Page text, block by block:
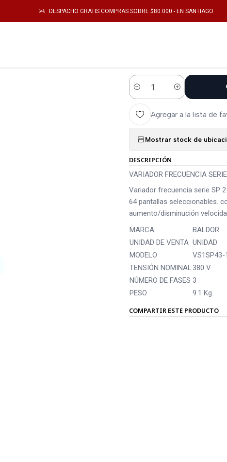
DESPACHO GRATIS COMPRAS SOBRE $80.000.- EN SANTIAGO
Electronica de Potencia VARIADOR DE FRECUENCIA VS1SP43-1B VARIADOR
VS1SP43-1B
SP 2 HP
Cantidad
Agregar a la lista de
Mostrar stock de
DESCRIPCIÓN
VARIADOR FRECUENCIA
Variador frecuencia serie SP
64 pantallas seleccionables.
aumento/disminución
MARCA
BALDOR
UNIDAD DE VENTA UNIDAD
MODELO
VS1SP43-
TENSIÓN NOMINAL380 V
NÚMERO DE FASES 3
PESO
9.1 Kg
COMPARTIR ESTE PRODUCTO